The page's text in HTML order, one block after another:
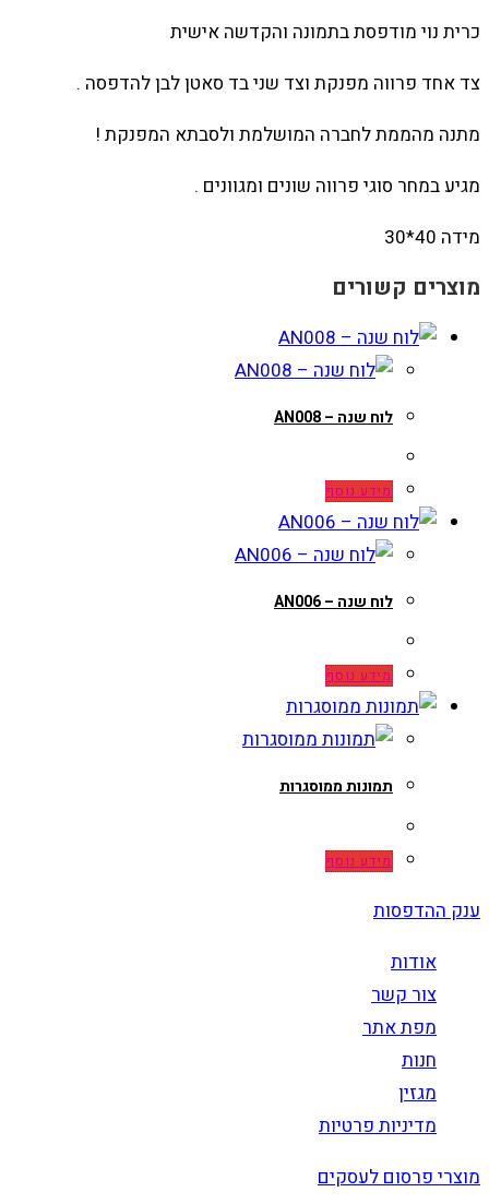
כרית נוי מודפסת בתמונה והקדשה אישית
צד אחד פרווה מפנקת וצד שני בד סאטן לבן להדפסה .
מתנה מהממת לחברה המושלמת ולסבתא המפנקת !
מגיע במחר סוגי פרווה שונים ומגוונים .
מידה 40*30
מוצרים קשורים
לוח שנה – AN008
מידע נוסף
לוח שנה – AN006
מידע נוסף
תמונות ממוסגרות
מידע נוסף
ענק ההדפסות
אודות
צור קשר
מפת אתר
חנות
מגזין
מדיניות פרטיות
מוצרי פרסום לעסקים